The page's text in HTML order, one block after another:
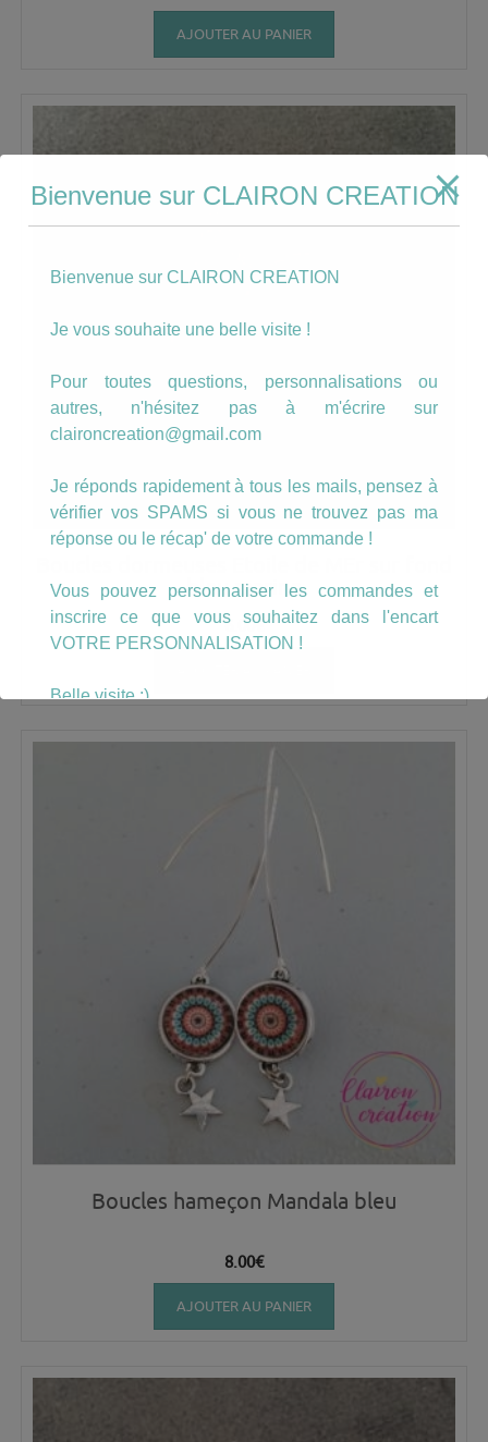
AJOUTER AU PANIER
bleu marine
6.00€
Boucles hameçon Mandala bleu
8.00€
AJOUTER AU PANIER
Bienvenue sur CLAIRON CREATION
Bienvenue sur CLAIRON CREATION
Je vous souhaite une belle visite !
Pour toutes questions, personnalisations ou
autres, n'hésitez pas à m'écrire sur
claironcreation@gmail.com
Je réponds rapidement à tous les mails, pensez à
vérifier vos SPAMS si vous ne trouvez pas ma
réponse ou le récap' de votre commande !
Vous pouvez personnaliser les commandes et
inscrire ce que vous souhaitez dans l'encart
VOTRE PERSONNALISATION !
Belle visite :)